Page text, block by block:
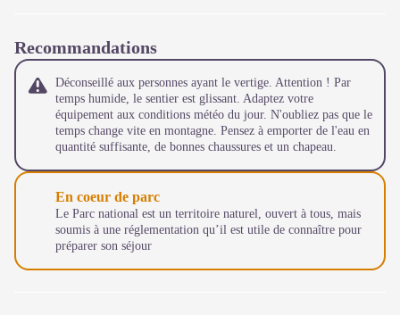
Recommandations
Déconseillé aux personnes ayant le vertige. Attention ! Par
temps humide, le sentier est glissant. Adaptez votre
équipement aux conditions météo du jour. N'oubliez pas que le
temps change vite en montagne. Pensez à emporter de l'eau en
quantité suffisante, de bonnes chaussures et un chapeau.
En coeur de parc
Le Parc national est un territoire naturel, ouvert à tous, mais
soumis à une réglementation qu’il est utile de connaître pour
préparer son séjour